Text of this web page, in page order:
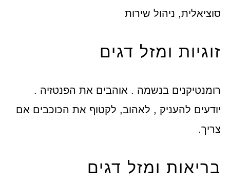
סוציאלית, ניהול שירות
זוגיות ומזל דגים
רומנטיקנים בנשמה . אוהבים את הפנטזיה .
יודעים להעניק , לאהוב, לקטוף את הכוכבים אם
צריך.
בריאות ומזל דגים